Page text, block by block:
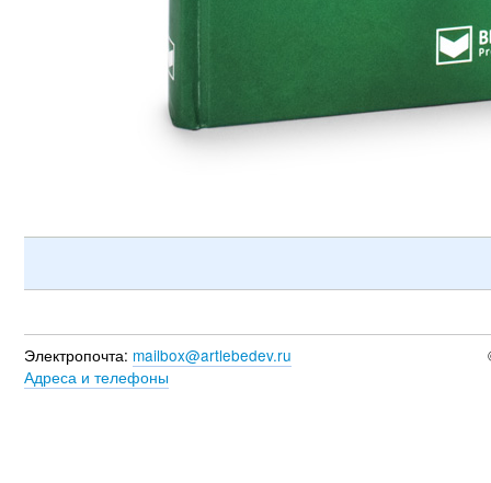
Электропочта: mailbox@artlebedev.ru
Адреса и телефоны